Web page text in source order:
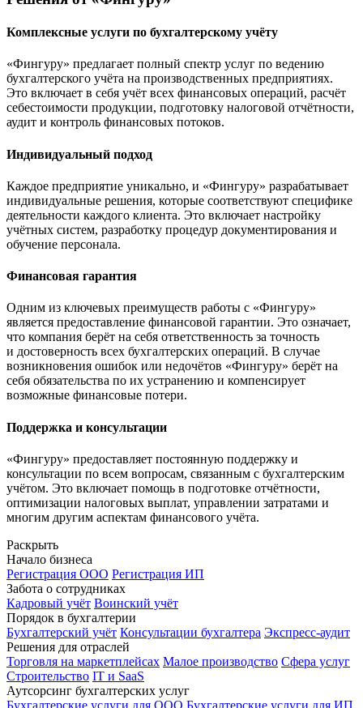
Комплексные услуги по бухгалтерскому учёту
«Фингуру» предлагает полный спектр услуг по ведению
бухгалтерского учёта на производственных предприятиях.
Это включает в себя учёт всех финансовых операций, расчёт
себестоимости продукции, подготовку налоговой отчётности,
аудит и контроль финансовых потоков.
Индивидуальный подход
Каждое предприятие уникально, и «Фингуру» разрабатывает
индивидуальные решения, которые соответствуют специфике
деятельности каждого клиента. Это включает настройку
учётных систем, разработку процедур документирования и
обучение персонала.
Финансовая гарантия
Одним из ключевых преимуществ работы с «Фингуру»
является предоставление финансовой гарантии. Это означает,
что компания берёт на себя ответственность за точность
и достоверность всех бухгалтерских операций. В случае
возникновения ошибок или недочётов «Фингуру» берёт на
себя обязательства по их устранению и компенсирует
возможные финансовые потери.
Поддержка и консультации
«Фингуру» предоставляет постоянную поддержку и
консультации по всем вопросам, связанным с бухгалтерским
учётом. Это включает помощь в подготовке отчётности,
оптимизации налоговых выплат, управлении затратами и
многим другим аспектам финансового учёта.
Раскрыть
Начало бизнеса
Регистрация ООО Регистрация ИП
Забота о сотрудниках
Кадровый учёт Воинский учёт
Порядок в бухгалтерии
Бухгалтерский учёт Консультации бухгалтера Экспресс-аудит
Решения для отраслей
Торговля на маркетплейсах Малое производство Сфера услуг
Строительство IT и SaaS
Аутсорсинг бухгалтерских услуг
Бухгалтерские услуги для ООО Бухгалтерские услуги для ИП